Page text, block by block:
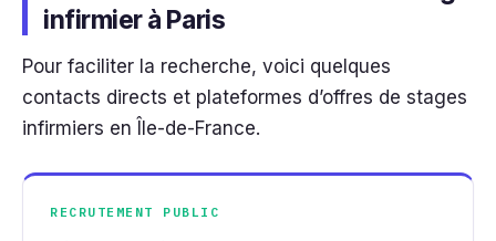
infirmier à Paris
Pour faciliter la recherche, voici quelques
contacts directs et plateformes d’offres de stages
infirmiers en Île-de-France.
RECRUTEMENT PUBLIC